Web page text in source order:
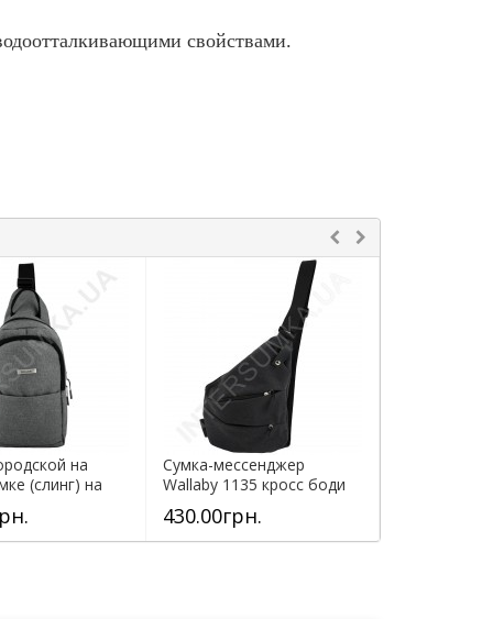
свойствами.
на
(слинг) на
Сумка-мессенджер
Wallaby 1135 кросс боди
430.00грн.